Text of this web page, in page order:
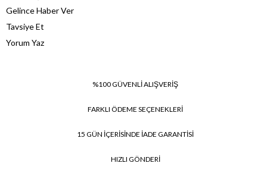
Gelince Haber Ver
Tavsiye Et
Yorum Yaz
%100 GÜVENLİ ALIŞVERİŞ
FARKLI ÖDEME SEÇENEKLERİ
15 GÜN İÇERİSİNDE İADE GARANTİSİ
HIZLI GÖNDERİ